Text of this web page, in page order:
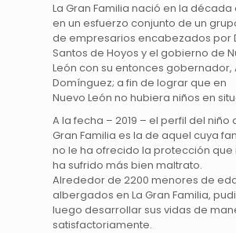
La Gran Familia nació en la
en un esfuerzo conjunto de un
de empresarios encabezados por
Santos de Hoyos y el gobierno de
León con su entonces gobernador,
Domínguez; a fin de lograr que en
Nuevo León no hubiera niños en
A la fecha – 2019 – el perfil del niño
Gran Familia es la de aquel cuya
no le ha ofrecido la protección que
ha sufrido más bien maltrato.
Alrededor de 2200 menores de
albergados en La Gran Familia,
luego desarrollar sus vidas de
satisfactoriamente.